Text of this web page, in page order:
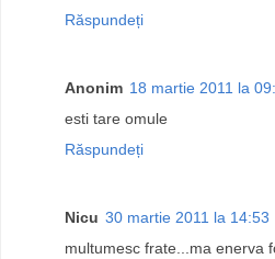
Răspundeți
Anonim 18 martie 2011 la
esti tare omule
Răspundeți
Nicu 30 martie 2011 la 14:53
multumesc frate...ma enerva